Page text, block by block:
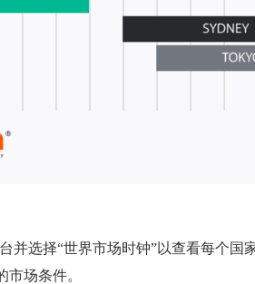
并选择“世界市场时钟”以查看每个国
场条件。